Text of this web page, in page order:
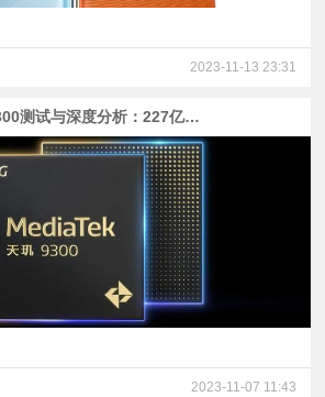
2023-11-13 23:31
发哥的自信，天玑9300测试与深度分析：227亿晶体管+遥遥领先的全大核
2023-11-07 11:43